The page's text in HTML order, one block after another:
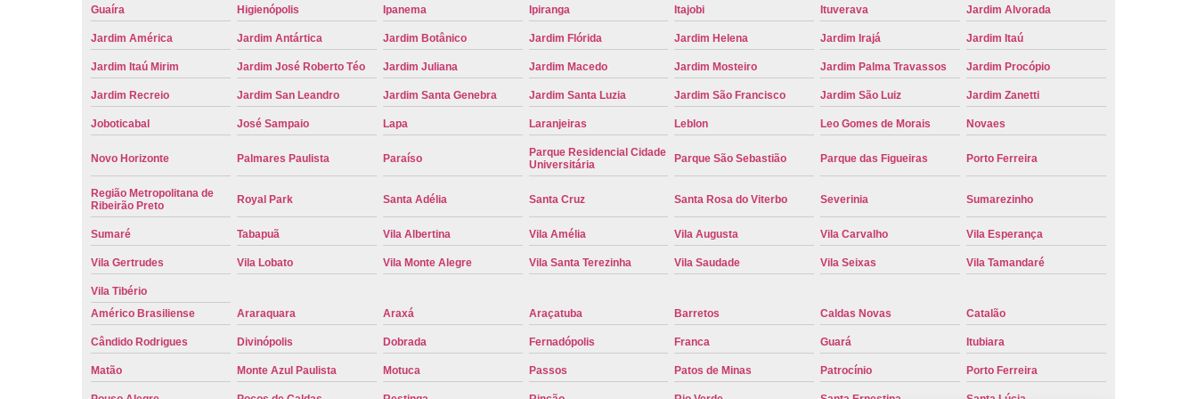
Placa de Carro Cinza
Placa de Carro Oficial
Placa de um Carro
Placa de um Carro Cravinhos
Placa de um Carro Ribeirão Preto
Placa Nova Carro
Placa Preta de Carro
Placa Verde no Carro
Placa Vermelha de Carro
Placa de Identificação Veicular
Placa Veicular
Placa Veicular Amarela
Placa Veicular Mercosul
Placa Veicular Nova
Placa Veicular Preta
Placa Veicular Ribeirão Preto
Placa Veicular Verde
Placa Veicular Vermelha
Reforma de Placa Automotiva
Reforma de Placa Automotiva Cravinhos
Reforma de Placa Automotiva Ribeirão Preto
Reforma de Placa Carro
Reforma Placa Veicular
Reformar Placa de Veículo
Serviço de Reforma de Placa Automotiva
Serviço de Reforma de Placa Veicular
Serviço de Reforma Placa Veicular
Troca de Placa Troca de Placa Carro
Guaíra Higienópolis Ipanema Ipiranga Itajobi Ituverava Jardim Alvorada
Jardim América Jardim Antártica Jardim Botânico Jardim Flórida Jardim Helena Jardim Irajá Jardim Itaú
Jardim Itaú Mirim Jardim José Roberto Téo Jardim Juliana Jardim Macedo Jardim Mosteiro Jardim Palma Travassos Jardim Procópio
Jardim Recreio Jardim San Leandro Jardim Santa Genebra Jardim Santa Luzia Jardim São Francisco Jardim São Luiz Jardim Zanetti
Joboticabal José Sampaio Lapa Laranjeiras Leblon Leo Gomes de Morais Novaes
Novo Horizonte Palmares Paulista Paraíso
Parque Residencial Cidade
Universitária
Parque São Sebastião Parque das Figueiras Porto Ferreira
Região Metropolitana de
Ribeirão Preto
Royal Park Santa Adélia Santa Cruz Santa Rosa do Viterbo Severinia Sumarezinho
Sumaré Tabapuã Vila Albertina Vila Amélia Vila Augusta Vila Carvalho Vila Esperança
Vila Gertrudes Vila Lobato Vila Monte Alegre Vila Santa Terezinha Vila Saudade Vila Seixas Vila Tamandaré
Vila Tibério
Américo Brasiliense
Araraquara Araxá Araçatuba Barretos Caldas Novas Catalão
Cândido Rodrigues Divinópolis Dobrada Fernadópolis Franca Guará Itubiara
Matão Monte Azul Paulista Motuca Passos Patos de Minas Patrocínio Porto Ferreira